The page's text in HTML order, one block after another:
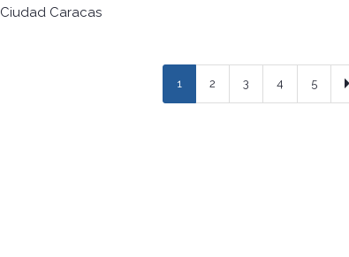
Ciudad Caracas
1 2 3 4 5